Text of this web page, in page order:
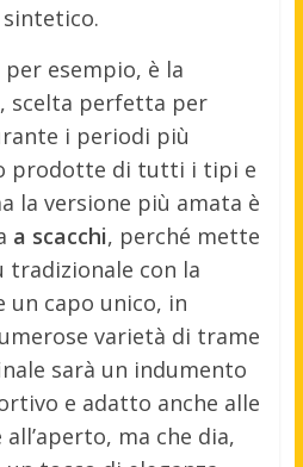
esempio, è la
, scelta perfetta per
i periodi più
prodotte di tutti i tipi e
la versione più amata è
a scacchi, perché mette
tradizionale con la
un capo unico, in
varietà di trame
sarà un indumento
e adatto anche alle
ma che dia,